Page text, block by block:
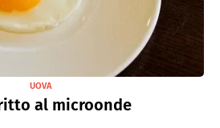
UOVA
al microonde